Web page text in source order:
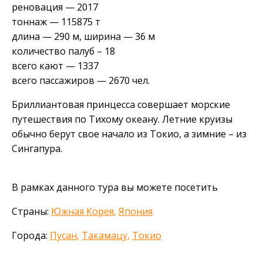
реновация — 2017
тоннаж — 115875 т
длина — 290 м, ширина — 36 м
количество палуб – 18
всего кают — 1337
всего пассажиров — 2670 чел.
Бриллиантовая принцесса совершает морские
путешествия по Тихому океану. Летние круизы
обычно берут свое начало из Токио, а зимние – из
Сингапура.
В рамках данного тура вы можете посетить
Страны: Южная Корея, Япония
Города: Пусан, Такамацу, Токио